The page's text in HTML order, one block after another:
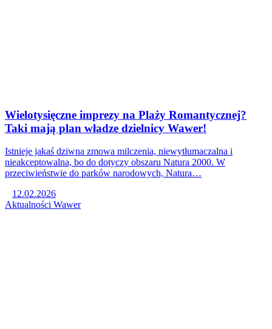
Wielotysięczne imprezy na Plaży Romantycznej?
Taki mają plan władze dzielnicy Wawer!
Istnieje jakaś dziwna zmowa milczenia, niewytłumaczalna i
nieakceptowalna, bo do dotyczy obszaru Natura 2000. W
przeciwieństwie do parków narodowych, Natura…
12.02.2026
Aktualności Wawer